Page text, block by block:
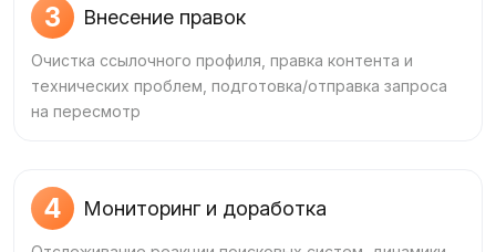
3 Внесение правок
Очистка ссылочного профиля, правка контента и
технических проблем, подготовка/отправка запроса
на пересмотр
4 Мониторинг и доработка